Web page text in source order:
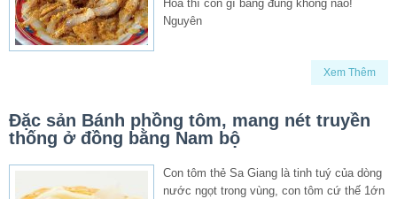
Hòa thì còn gì bằng đúng không nào!
Nguyên
Xem Thêm
Đặc sản Bánh phồng tôm, mang nét truyền
thống ở đồng bằng Nam bộ
Con tôm thẻ Sa Giang là tinh tuý của dòng
nước ngọt trong vùng, con tôm cứ thế 1ớn